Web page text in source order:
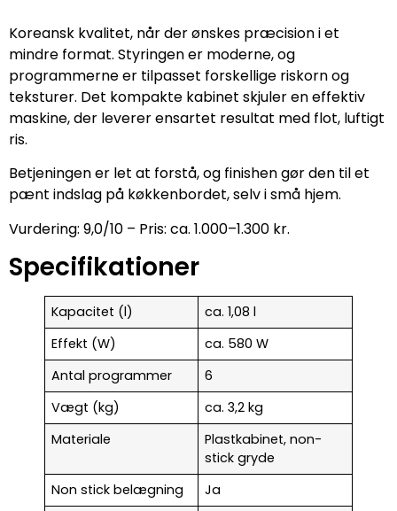
Koreansk kvalitet, når der ønskes præcision i et
mindre format. Styringen er moderne, og
programmerne er tilpasset forskellige riskorn og
teksturer. Det kompakte kabinet skjuler en effektiv
maskine, der leverer ensartet resultat med flot, luftigt
ris.
Betjeningen er let at forstå, og finishen gør den til et
pænt indslag på køkkenbordet, selv i små hjem.
Vurdering: 9,0/10 – Pris: ca. 1.000–1.300 kr.
Specifikationer
Kapacitet (l)
ca. 1,08 l
Effekt (W)
ca. 580 W
Antal programmer
6
Vægt (kg)
ca. 3,2 kg
Materiale
Plastkabinet, non-
stick gryde
Non stick belægning
Ja